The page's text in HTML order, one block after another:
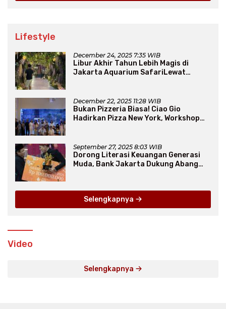
Lifestyle
December 24, 2025 7:35 WIB
Libur Akhir Tahun Lebih Magis di
Jakarta Aquarium SafariLewat
December 22, 2025 11:28 WIB
Bukan Pizzeria Biasa! Ciao Gio
Hadirkan Pizza New York, Workshop
September 27, 2025 8:03 WIB
Dorong Literasi Keuangan Generasi
Muda, Bank Jakarta Dukung Abang
Selengkapnya
Video
Selengkapnya